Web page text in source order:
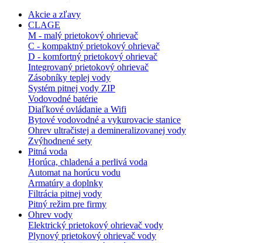
Akcie a zľavy
CLAGE
M - malý prietokový ohrievač
C - kompaktný prietokový ohrievač
D - komfortný prietokový ohrievač
Integrovaný prietokový ohrievač
Zásobníky teplej vody
Systém pitnej vody ZIP
Vodovodné batérie
Diaľkové ovládanie a Wifi
Bytové vodovodné a vykurovacie stanice
Ohrev ultračistej a demineralizovanej vody
Zvýhodnené sety
Pitná voda
Horúca, chladená a perlivá voda
Automat na horúcu vodu
Armatúry a doplnky
Filtrácia pitnej vody
Pitný režim pre firmy
Ohrev vody
Elektrický prietokový ohrievač vody
Plynový prietokový ohrievač vody